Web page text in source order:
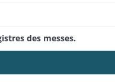
des messes.